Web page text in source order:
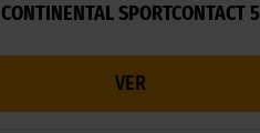
CONTINENTAL SPORTCONTACT 5
VER